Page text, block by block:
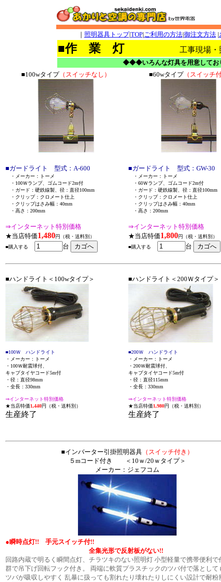
｜ 照明器具トップ|TOP|ご利用の方法|御注文方法|
■作 業 灯 工事現場・照明用
◆◆◆いろんな灯具を用意して
■100wタイプ（スイッチなし） ■60wタイプ（スイッチ
■ガードライト 型式：A-600
・メーカー：トーメ
・100Ｗランプ、ゴムコード2m付
・ガード：硬鉄線製、径：直径100mm
・クリップ：クロメート仕上
・クリップはさみ幅：40mm
・高さ：200mm
⇒インターネット特別価格
★当店特価1,480円（税・送料別）
■購入する
台
■ガードライト 型式：GW-30
・メーカー：トーメ
・60Ｗランプ、ゴムコード2m付
・ガード：硬鉄線製、径：直径100mm
・クリップ：クロメート仕上
・クリップはさみ幅：40mm
・高さ：200mm
⇒インターネット特別価格
★当店特価1,800円（税・送料別）
■購入する
台
■ハンドライト＜100wタイプ＞ ■ハンドライト＜200Ｗタイプ＞
■100Ｗ ハンドライト
・メーカー：トーメ
・100Ｗ耐震球付、
キャプタイヤコード5m付
・径：直径98mm
・全長：330mm
⇒インターネット特別価格
★当店特価1,440円（税・送料別）
生産終了
■200Ｗ ハンドライト
・メーカー：トーメ
・200Ｗ耐震球付、
キャプタイヤコード5m付
・径：直径115mm
・全長：330mm
⇒インターネット特別価格
★当店特価1,980円（税・送料別）
生産終了
■インバーター引掛照明器具 （スイッチ付き）
５mコード付き ＜10ｗ/20ｗタイプ＞
メーカー：ジェフコム
●瞬時点灯!! 手元スイッチ付!!
全集光形で反射板がない!!
回路内蔵で明るく瞬間点灯、チラツキのない照明灯 小型軽量で携帯便利で
群で吊下げ回転フック付き。 両端に軟質プラスチックのツバ付で落として
ツバが吸収しやすく 乱暴に扱っても割れたり壊れたりしにくい設計で耐粉